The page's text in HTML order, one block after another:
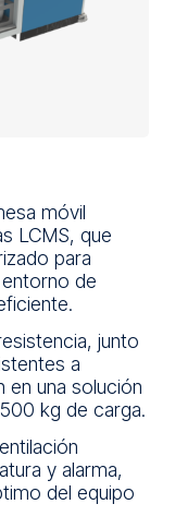
móvil
LCMS, que
para
de
junto
a
una solución
kg de carga.
y alarma,
del equipo